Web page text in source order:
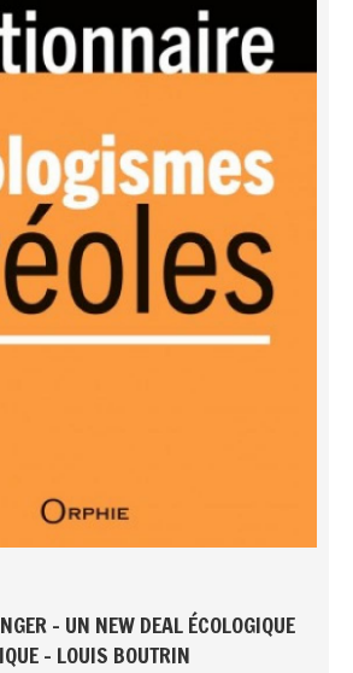
- UN NEW DEAL ÉCOLOGIQUE
- LOUIS BOUTRIN